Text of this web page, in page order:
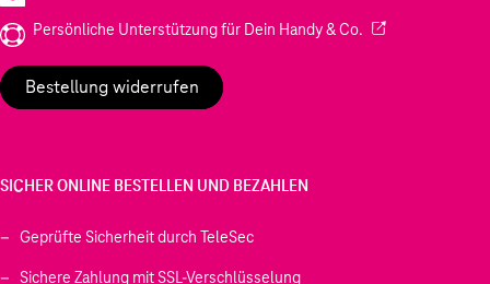
Persönliche Unterstützung für Dein Handy & Co. (Wird in einem
Bestellung widerrufen
SICHER ONLINE BESTELLEN UND BEZAHLEN
Geprüfte Sicherheit durch TeleSec
Sichere Zahlung mit SSL-Verschlüsselung